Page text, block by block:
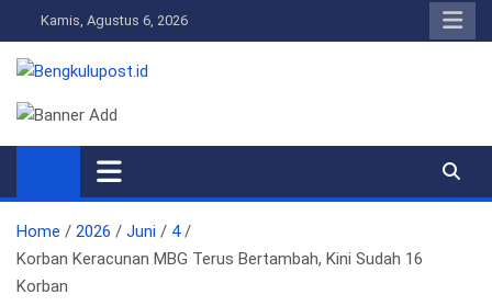
to
content
Kamis, Agustus 6, 2026
Bengkulupost.id
Bengkulupost
Home 2026 Juni
4
Korban Keracunan MBG Terus Bertambah, Kini Sudah 16
Korban